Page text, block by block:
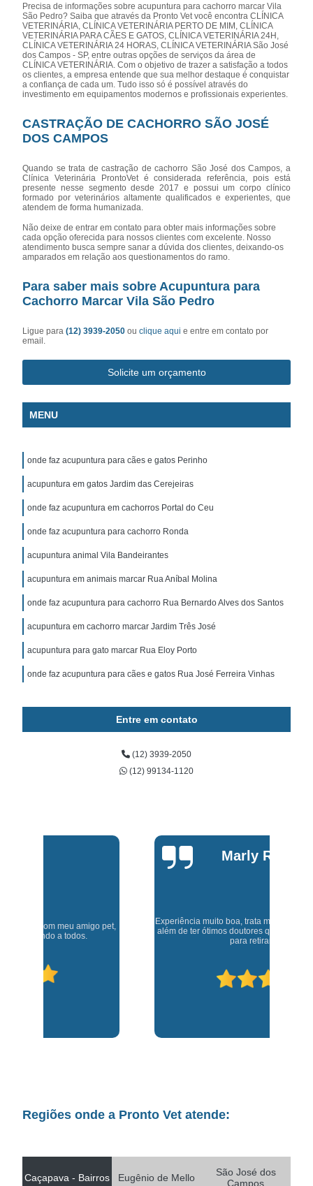
Precisa de informações sobre acupuntura para cachorro marcar Vila
São Pedro? Saiba que através da Pronto Vet você encontra CLÍNICA
VETERINÁRIA, CLÍNICA VETERINÁRIA PERTO DE MIM, CLÍNICA
VETERINÁRIA PARA CÃES E GATOS, CLÍNICA VETERINÁRIA 24H,
CLÍNICA VETERINÁRIA 24 HORAS, CLÍNICA VETERINÁRIA São José
dos Campos - SP, entre outras opções de serviços da área de
CLÍNICA VETERINÁRIA. Com o objetivo de trazer a satisfação a todos
os clientes, a empresa entende que sua melhor destaque é conquistar
a confiança de cada um. Tudo isso só é possível através do
investimento em equipamentos modernos e profissionais experientes.
CASTRAÇÃO DE CACHORRO SÃO JOSÉ
DOS CAMPOS
Quando se trata de castração de cachorro São José dos Campos, a
Clínica Veterinária ProntoVet é considerada referência, pois está
presente nesse segmento desde 2017 e possui um corpo clínico
formado por veterinários altamente qualificados e experientes, que
atendem de forma humanizada.
Não deixe de entrar em contato para obter mais informações sobre
cada opção oferecida para nossos clientes com excelente. Nosso
atendimento busca sempre sanar a dúvida dos clientes, deixando-os
amparados em relação aos questionamentos do ramo.
Para saber mais sobre Acupuntura para
Cachorro Marcar Vila São Pedro
Ligue para(12) 3939-2050ouclique aqui e entre em contato por
email.
Solicite um orçamento
MENU
onde faz acupuntura para cães e gatos Perinho
acupuntura em gatos Jardim das Cerejeiras
onde faz acupuntura em cachorros Portal do Ceu
onde faz acupuntura para cachorro Ronda
acupuntura animal Vila Bandeirantes
acupuntura em animais marcar Rua Aníbal Molina
onde faz acupuntura para cachorro Rua Bernardo Alves dos Santos
acupuntura em cachorro marcar Jardim Três José
acupuntura para gato marcar Rua Eloy Porto
onde faz acupuntura para cães e gatos Rua José Ferreira Vinhas
Entre em contato
(12) 3939-2050
(12) 99134-1120
Marly Rosa
Experiência muito boa, trata meus animaizinhos super bem
além de ter ótimos doutores que estão sempre disponíveis
Regiões onde a Pronto Vet atende:
Caçapava - Bairros Eugênio de Mello
São José dos
Campos